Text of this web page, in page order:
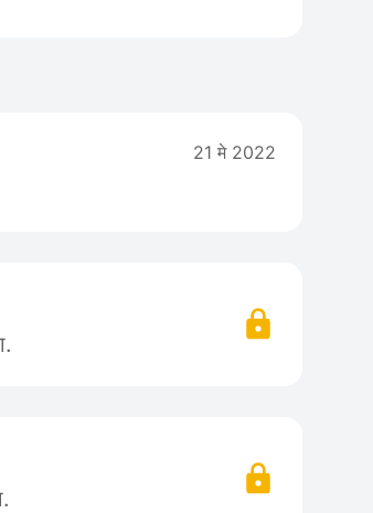
21 मे 2022